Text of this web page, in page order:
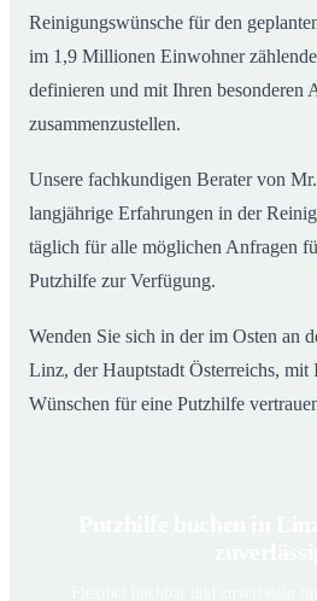
Reinigungswünsche für den
im 1,9 Millionen Einwohner
definieren und mit Ihren besonderen
zusammenzustellen.
Unsere fachkundigen Berater von
langjährige Erfahrungen in der
täglich für alle möglichen Anfragen
Putzhilfe zur Verfügung.
Wenden Sie sich in der im Osten an
Linz, der Hauptstadt Österreichs,
Wünschen für eine Putzhilfe